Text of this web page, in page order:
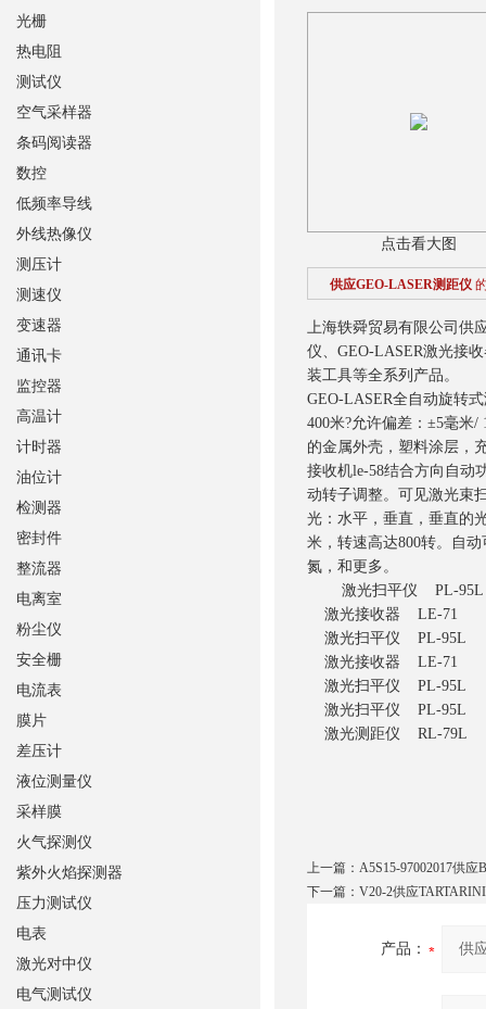
点击看大图
供应GEO-LASER测距仪
上海轶舜贸易有限公司供
仪、GEO-LASER激光接
装工具等全系列产品。
GEO-LASER全自动旋转
400米?允许偏差：±5毫米
的金属外壳，塑料涂层，
接收机le-58结合方向自动
动转子调整。可见激光束
光：水平，垂直，垂直的
米，转速高达800转。自
氮，和更多。
激光扫平仪 PL-95L
激光接收器 LE-71
激光扫平仪 PL-95L
激光接收器 LE-71
激光扫平仪 PL-95L
激光扫平仪 PL-95L
激光测距仪 RL-79L
上一篇： A5S15-97002017供应
下一篇： V20-2供应
产品：
光栅
热电阻
测试仪
空气采样器
条码阅读器
数控
低频率导线
外线热像仪
测压计
测速仪
变速器
通讯卡
监控器
高温计
计时器
油位计
检测器
密封件
整流器
电离室
粉尘仪
安全栅
电流表
膜片
差压计
液位测量仪
采样膜
火气探测仪
紫外火焰探测器
压力测试仪
电表
激光对中仪
电气测试仪